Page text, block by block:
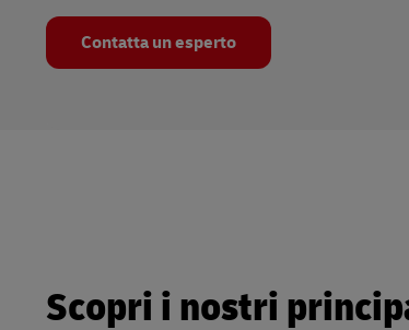
Contatta un esperto
Scopri i nostri